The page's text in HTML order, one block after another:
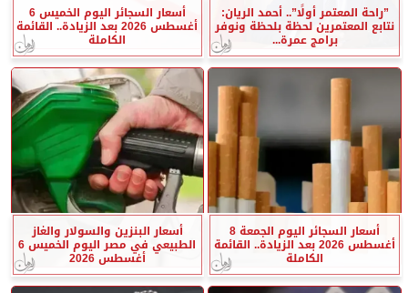
”راحة المعتمر أولًا”.. أحمد الريان:
نتابع المعتمرين لحظة بلحظة ونوفر
برامج عمرة...
أسعار السجائر اليوم الخميس 6
أغسطس 2026 بعد الزيادة.. القائمة
الكاملة
أسعار السجائر اليوم الجمعة 8
أغسطس 2026 بعد الزيادة.. القائمة
الكاملة
أسعار البنزين والسولار والغاز
الطبيعي في مصر اليوم الخميس 6
أغسطس 2026